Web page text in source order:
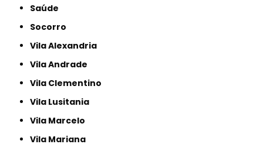
Saúde
Socorro
Vila Alexandria
Vila Andrade
Vila Clementino
Vila Lusitania
Vila Marcelo
Vila Mariana